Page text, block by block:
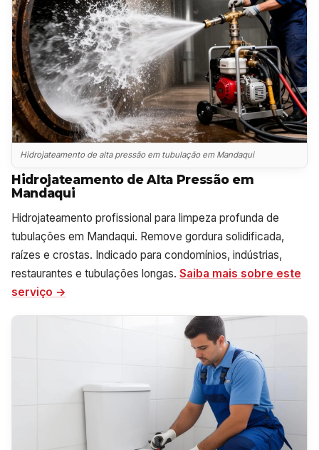
Hidrojateamento de alta pressão em tubulação em Mandaqui
Hidrojateamento de Alta Pressão em
Mandaqui
Hidrojateamento profissional para limpeza profunda de
tubulações em Mandaqui. Remove gordura solidificada,
raízes e crostas. Indicado para condomínios, indústrias,
restaurantes e tubulações longas. Saiba mais sobre este
serviço →